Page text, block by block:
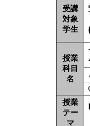
受講
対象
学生
授業
科目
名
授業
テー
マ